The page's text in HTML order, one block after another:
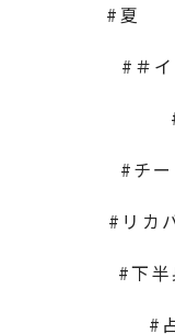
夏
＃
チ
リカ
下